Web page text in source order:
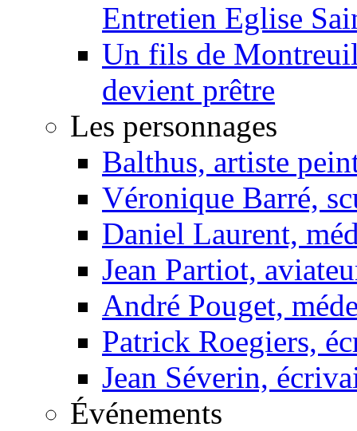
Entretien Eglise
Un fils de
devient prêtre
Les personnages
Balthus, artiste
Véronique Barré,
Daniel Laurent,
Jean Partiot,
André Pouget,
Patrick Roegiers,
Jean Séverin,
Événements